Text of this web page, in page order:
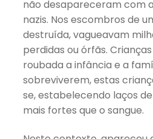
não desapareceram com
nazis. Nos escombros de
destruída, vagueavam
perdidas ou órfãs.
roubada a infância e a
sobreviverem, estas
se, estabelecendo laços
mais fortes que o sangue.